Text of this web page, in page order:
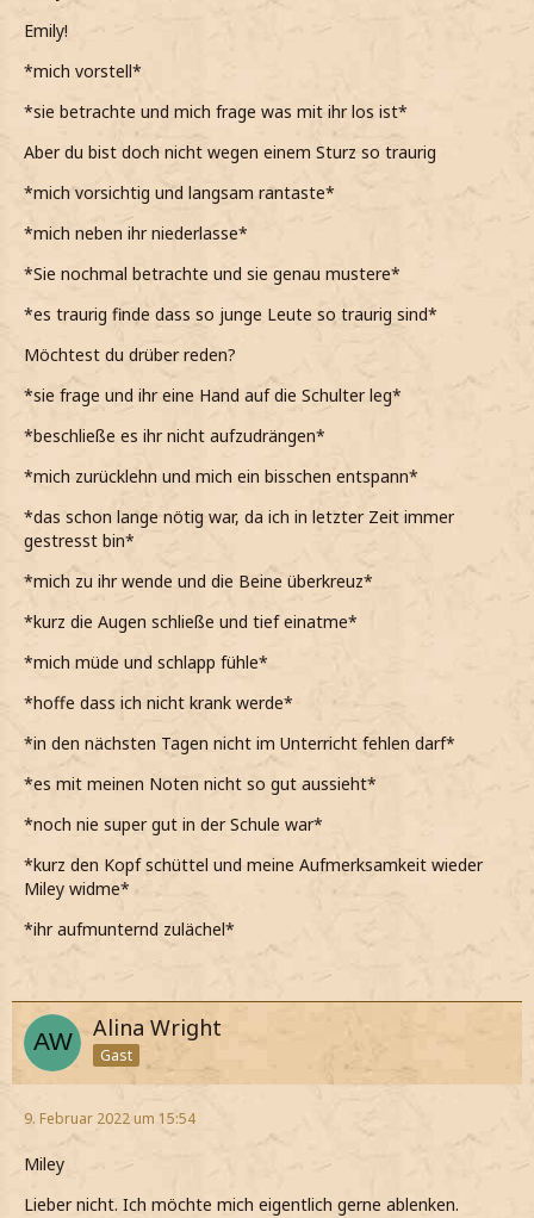
Emily!
*mich vorstell*
*sie betrachte und mich frage was mit ihr los ist*
Aber du bist doch nicht wegen einem Sturz so traurig
*mich vorsichtig und langsam rantaste*
*mich neben ihr niederlasse*
*Sie nochmal betrachte und sie genau mustere*
*es traurig finde dass so junge Leute so traurig sind*
Möchtest du drüber reden?
*sie frage und ihr eine Hand auf die Schulter leg*
*beschließe es ihr nicht aufzudrängen*
*mich zurücklehn und mich ein bisschen entspann*
*das schon lange nötig war, da ich in letzter Zeit immer
gestresst bin*
*mich zu ihr wende und die Beine überkreuz*
*kurz die Augen schließe und tief einatme*
*mich müde und schlapp fühle*
*hoffe dass ich nicht krank werde*
*in den nächsten Tagen nicht im Unterricht fehlen darf*
*es mit meinen Noten nicht so gut aussieht*
*noch nie super gut in der Schule war*
*kurz den Kopf schüttel und meine Aufmerksamkeit wieder
Miley widme*
*ihr aufmunternd zulächel*
Alina Wright
Gast
9. Februar 2022 um 15:54
Miley
Lieber nicht. Ich möchte mich eigentlich gerne ablenken.